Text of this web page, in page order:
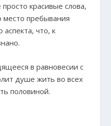
красивые слова,
пребывания
что, к
в равновесии с
душе жить во всех
половиной.